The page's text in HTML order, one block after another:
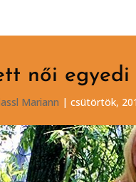
női egyedi
Mariann |csütörtök,